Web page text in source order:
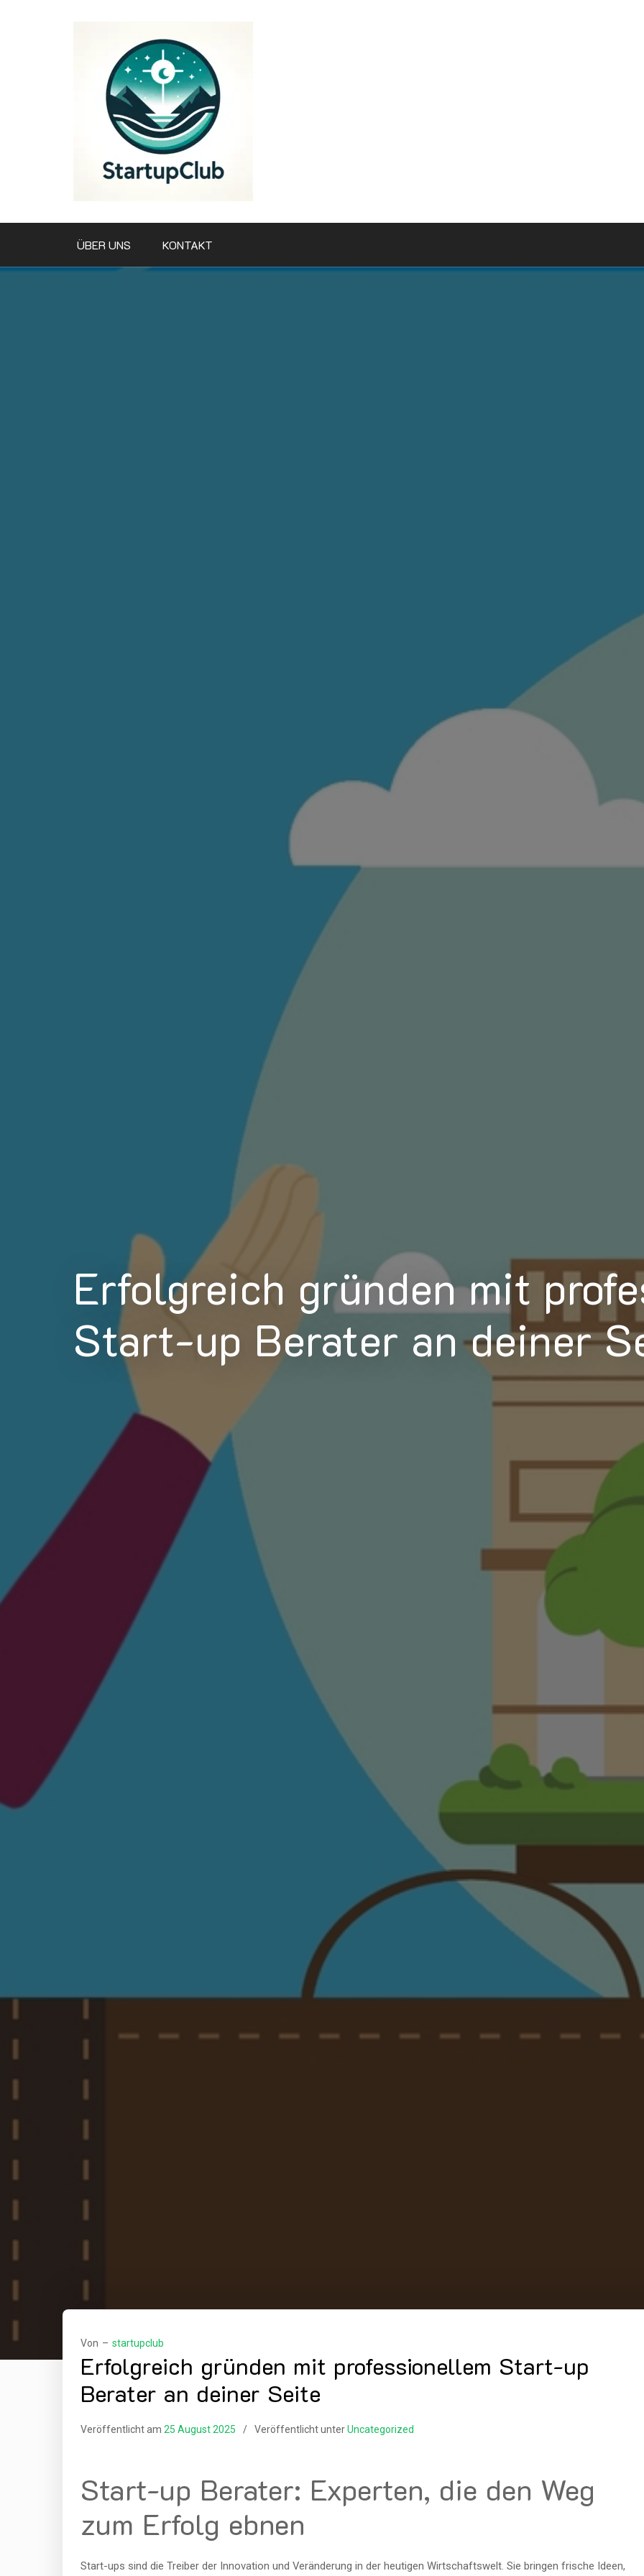
ÜBER UNS KONTAKT
Erfolgreich gründen mit
Start-up Berater an deiner
Von – startupclub
Erfolgreich gründen mit professionellem Start-up
Berater an deiner Seite
Veröffentlicht am 25 August 2025 Veröffentlicht unterUncategorized
Start-up Berater: Experten, die den Weg
zum Erfolg ebnen
Start-ups sind die Treiber der Innovation und Veränderung in der heutigen Wirtschaftswelt. Sie bringen frische Ideen,